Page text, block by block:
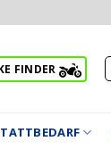
FINDER